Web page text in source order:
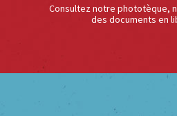
Consultez notre phototèque,
des documents en